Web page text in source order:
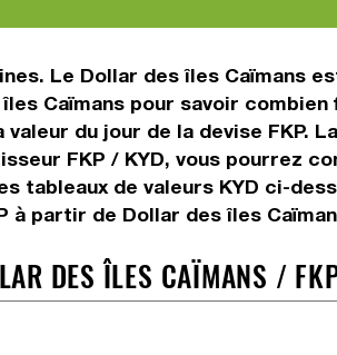
Le Dollar des îles Caïmans
Caïmans pour savoir combien
du jour de la devise FKP.
FKP / KYD, vous pourrez
tableaux de valeurs KYD ci-
partir de Dollar des îles
DES ÎLES CAÏMANS /